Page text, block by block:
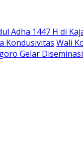
Adha 1447 H di
Kondusivitas Wali
Gelar